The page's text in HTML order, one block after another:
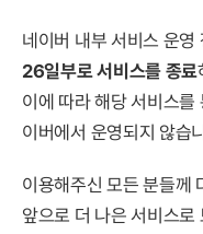
네이버 내부 서비스 운
26일부로 서비스를 종료
이에 따라 해당 서비스를
이버에서 운영되지 않습
이용해주신 모든 분들께
앞으로 더 나은 서비스